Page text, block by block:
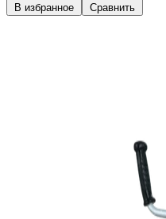
В избранное Сравнить